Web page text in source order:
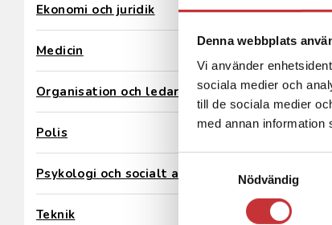
Denna webbplats
Vi använder
sociala medier och
till de sociala medier
med annan information
Nödvändig
Ekonomi och juridik
Medicin
Organisation och ledarskap
Polis
Psykologi och socialt arbete
Teknik